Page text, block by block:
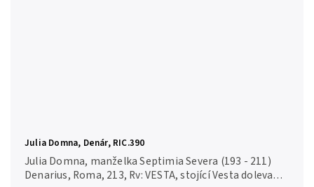
Julia Domna, Denár, RIC.390
Julia Domna, manželka Septimia Severa (193 - 211)
Denarius, Roma, 213, Rv: VESTA, stojící Vesta doleva